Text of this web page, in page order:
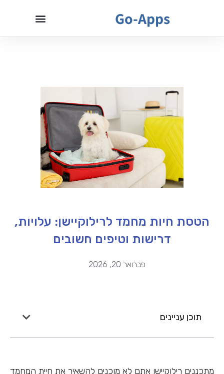
Go-Apps
הטסת חיות מחמד לרילוקיישן: עלויות,
דרישות וטיפים חשובים
פברואר 20, 2026
תוכן עניינים
מתכננים רילוקיישן אתם לא מוכנים להשאיר את חיית המחמד